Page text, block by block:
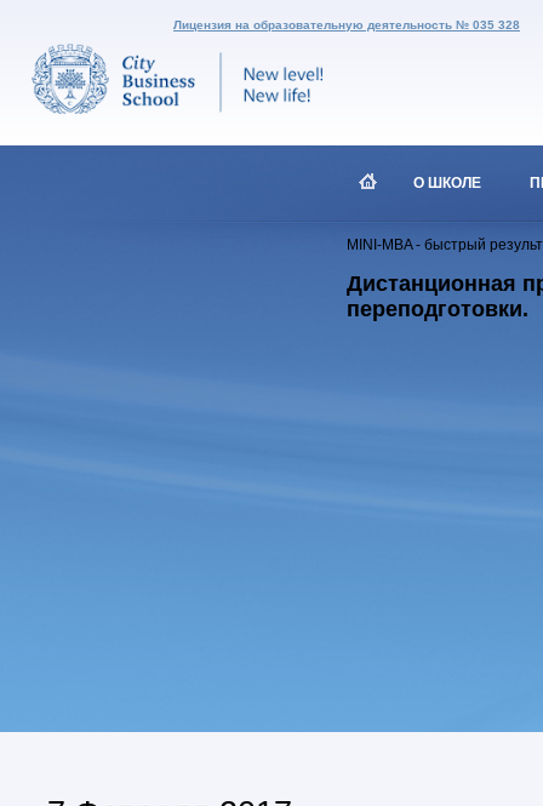
Лицензия на образовательную деятельность № 035 328
О ШКОЛЕ
MINI-MBA - быстрый
Дистанционная
переподготовки.